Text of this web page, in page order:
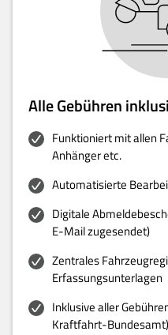
Alle Gebühren
Funktioniert mit allen
Anhänger etc.
Automatisierte
Digitale
E-Mail zugesendet)
Zentrales
Erfassungsunterlagen
Inklusive aller
Kraftfahrt-